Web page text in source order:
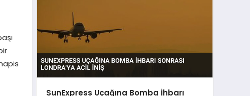
SunExpress Uçağına Bomba İhbarı